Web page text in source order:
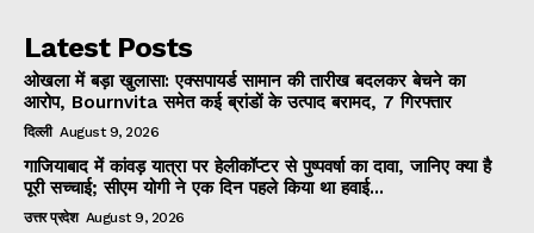
Latest Posts
ओखला में बड़ा खुलासा: एक्सपायर्ड सामान की तारीख बदलकर बेचने का
आरोप, Bournvita समेत कई ब्रांडों के उत्पाद बरामद, 7 गिरफ्तार
दिल्ली August 9, 2026
गाजियाबाद में कांवड़ यात्रा पर हेलीकॉप्टर से पुष्पवर्षा का दावा, जानिए क्या है
पूरी सच्चाई; सीएम योगी ने एक दिन पहले किया था हवाई...
उत्तर प्रदेश August 9, 2026